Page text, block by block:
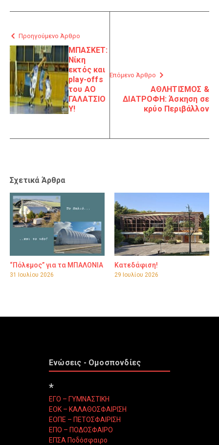
Προηγούμενο Άρθρο
ΜΠΑΣΚΕΤ:
Νίκη
εκτός και
play-offs
του ΑΟ
ΓΑΛΑΤΣΙΟ
Υ!
Επόμενο Άρθρο
ΑΘΛΗΤΙΣΜΟΣ &
ΔΙΑΤΡΟΦΗ: Άσκηση σε
κρύο Περιβάλλον
Σχετικά Άρθρα
“Πόλεμος” για τα ΜΠΑΛΟΝΙΑ
31 Ιουλίου 2026
Κατεδάφιση!
29 Ιουλίου 2026
Ενώσεις - Ομοσπονδίες
*
ΕΓΟ – ΓΥΜΝΑΣΤΙΚΗ
ΕΟΚ – ΚΑΛΑΘΟΣΦΑΙΡΙΣΗ
ΕΟΠΕ – ΠΕΤΟΣΦΑΙΡΙΣΗ
ΕΠΟ – ΠΟΔΟΣΦΑΙΡΟ
ΕΠΣΑ Ποδόσφαιρο